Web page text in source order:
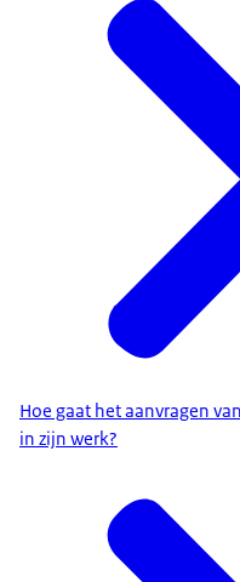
Hoe gaat het aanvragen
in zijn werk?